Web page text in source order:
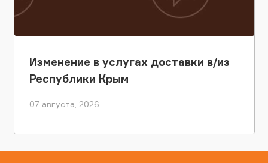
Изменение в услугах доставки в/из
Республики Крым
07 августа, 2026